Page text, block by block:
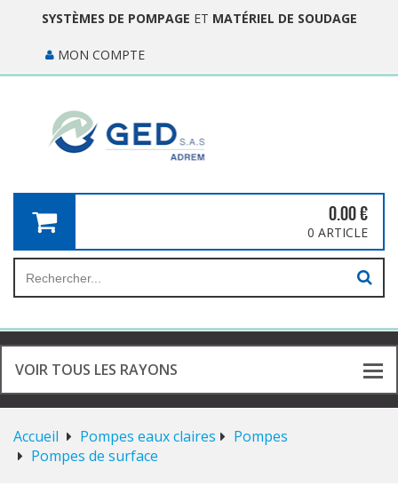
SYSTÈMES DE POMPAGE ET MATÉRIEL DE SOUDAGE
MON COMPTE
0.00€
0 ARTICLE
VOIR TOUS LES RAYONS
Accueil Pompes eaux claires
Pompes
Pompes de surface